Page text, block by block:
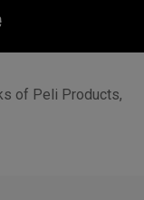
of Peli Products,